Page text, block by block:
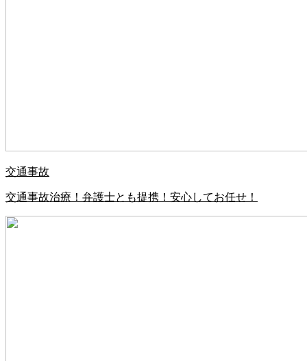
交通事故
交通事故治療！弁護士とも提携！安心してお任せ！